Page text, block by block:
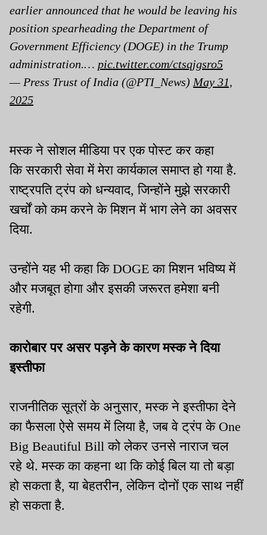
earlier announced that he would be leaving his
position spearheading the Department of
Government Efficiency (DOGE) in the Trump
administration.… pic.twitter.com/ctsqjgsro5
— Press Trust of India (@PTI_News) May 31,
2025
मस्क ने सोशल मीडिया पर एक पोस्ट कर कहा
कि सरकारी सेवा में मेरा कार्यकाल समाप्त हो गया है.
राष्ट्रपति ट्रंप को धन्यवाद, जिन्होंने मुझे सरकारी
खर्चों को कम करने के मिशन में भाग लेने का अवसर
दिया.
उन्होंने यह भी कहा कि DOGE का मिशन भविष्य में
और मजबूत होगा और इसकी जरूरत हमेशा बनी
रहेगी.
कारोबार पर असर पड़ने के कारण मस्क ने दिया
इस्तीफा
राजनीतिक सूत्रों के अनुसार, मस्क ने इस्तीफा देने
का फैसला ऐसे समय में लिया है, जब वे ट्रंप के One
Big Beautiful Bill को लेकर उनसे नाराज चल
रहे थे. मस्क का कहना था कि कोई बिल या तो बड़ा
हो सकता है, या बेहतरीन, लेकिन दोनों एक साथ नहीं
हो सकता है.